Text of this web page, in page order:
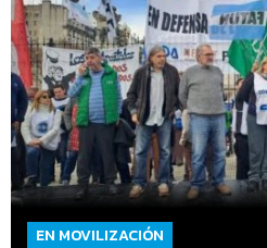
EN MOVILIZACIÓN